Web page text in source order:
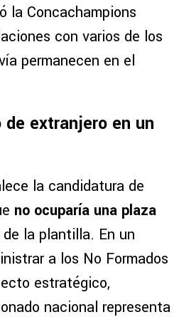
la Concachampions
con varios de los
permanecen en el
extranjero en un
la candidatura de
no ocuparía una plaza
la plantilla. En un
a los No Formados
estratégico,
nacional representa